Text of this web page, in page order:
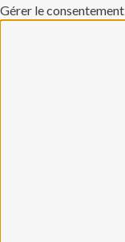
Gérer le consentement